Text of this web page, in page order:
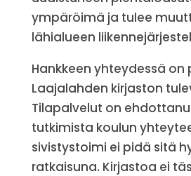
ympäröimä ja tulee
lähialueen
Hankkeen yhteydessä
Laajalahden kirjaston
Tilapalvelut on
tutkimista koulun
sivistystoimi ei pidä sitä
ratkaisuna. Kirjastoa ei